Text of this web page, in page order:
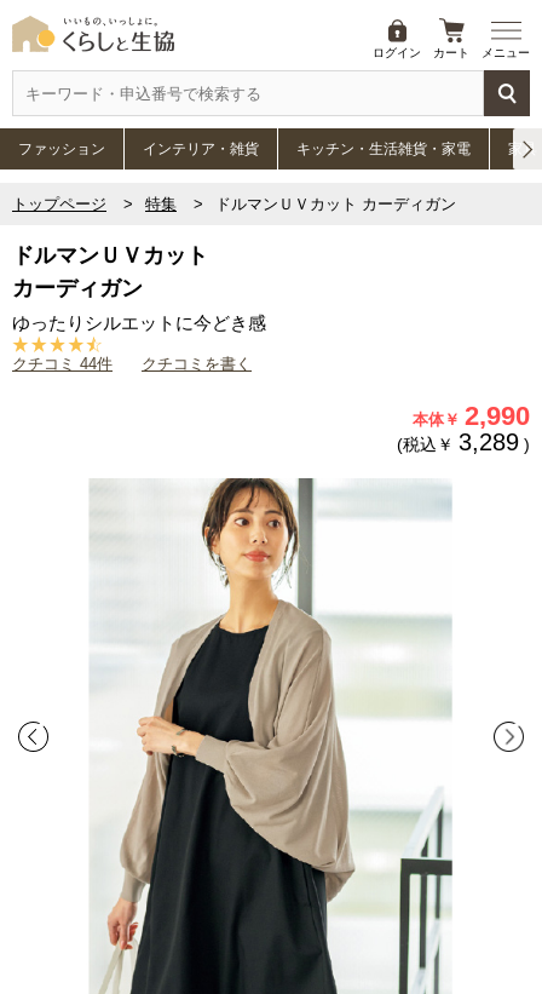
ログイン カート メニュー
ファッション インテリア・雑貨 キッチン・生活雑貨・家電 家具
トップページ 特集 ドルマンＵＶカット カーディガン
ドルマンＵＶカット
カーディガン
ゆったりシルエットに今どき感
クチコミ 44件 クチコミを書く
本体￥ 2,990
(税込￥ 3,289 )